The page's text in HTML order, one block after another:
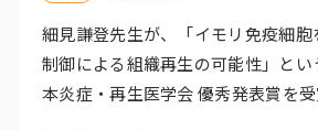
細見謙登先生が、「イモリ免疫細
制御による組織再生の可能性」とい
本炎症・再生医学会 優秀発表賞を受